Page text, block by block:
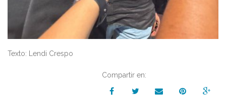
Texto: Lendi Crespo
Compartir en: